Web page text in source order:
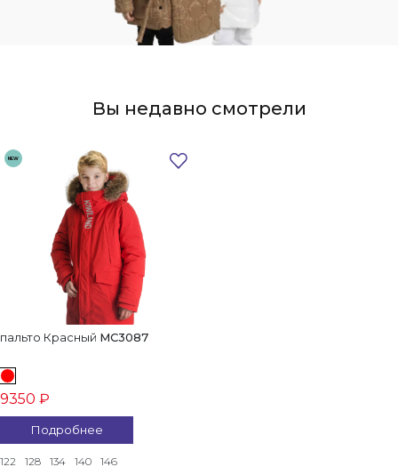
Вы недавно смотрели
NEW
пальто Красный MC3087
9350 ₽
Подробнее
122 128 134 140 146